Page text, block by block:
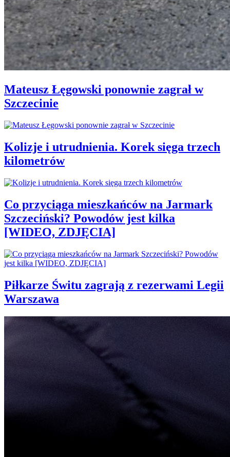
Mateusz Łęgowski ponownie zagrał w
Szczecinie
Kolizje i utrudnienia. Korek sięga trzech
kilometrów
Co przyciąga mieszkańców na Jarmark
Szczeciński? Powodów jest kilka
[WIDEO, ZDJĘCIA]
Piłkarze Świtu zagrają z rezerwami Legii
Warszawa